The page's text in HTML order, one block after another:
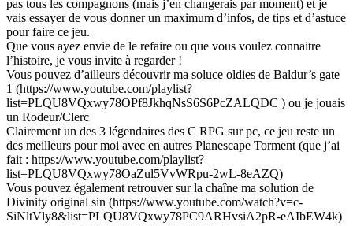
pas tous les compagnons (mais j’en changerais par moment) et je
vais essayer de vous donner un maximum d’infos, de tips et d’astuce
pour faire ce jeu.
Que vous ayez envie de le refaire ou que vous voulez connaitre
l’histoire, je vous invite à regarder !
Vous pouvez d’ailleurs découvrir ma soluce oldies de Baldur’s gate
1 (https://www.youtube.com/playlist?
list=PLQU8VQxwy78OPf8JkhqNsS6S6PcZALQDC ) ou je jouais
un Rodeur/Clerc
Clairement un des 3 légendaires des C RPG sur pc, ce jeu reste un
des meilleurs pour moi avec en autres Planescape Torment (que j’ai
fait : https://www.youtube.com/playlist?
list=PLQU8VQxwy78OaZul5VvWRpu-2wL-8eAZQ)
Vous pouvez également retrouver sur la chaîne ma solution de
Divinity original sin (https://www.youtube.com/watch?v=c-
SiNltVly8&list=PLQU8VQxwy78PC9ARHvsiA2pR-eAIbEW4k)